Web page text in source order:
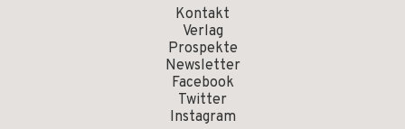
Kontakt
Verlag
Prospekte
Newsletter
Facebook
Twitter
Instagram